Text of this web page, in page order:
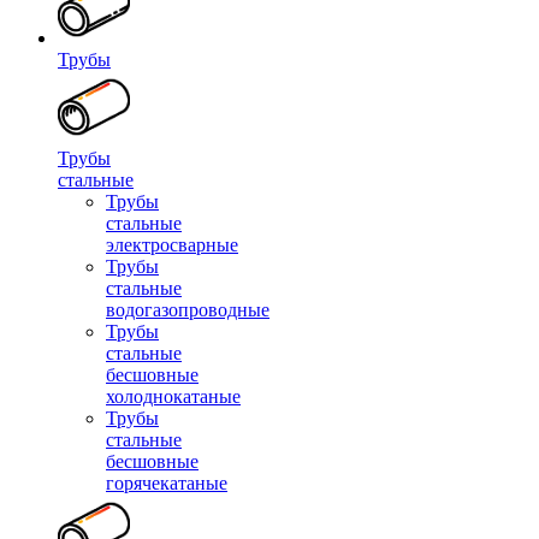
Трубы
Трубы
стальные
Трубы
стальные
электросварные
Трубы
стальные
водогазопроводные
Трубы
стальные
бесшовные
холоднокатаные
Трубы
стальные
бесшовные
горячекатаные